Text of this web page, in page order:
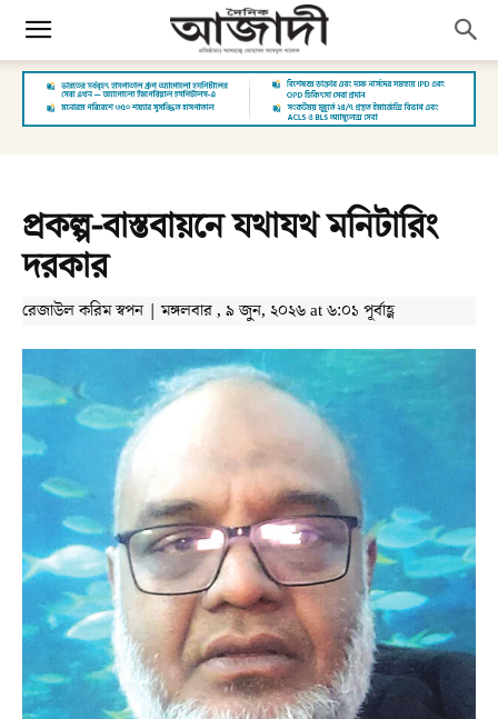
প্রকল্প-বাস্তবায়নে যথাযথ মনিটারিং
দরকার
রেজাউল করিম স্বপন | মঙ্গলবার , ৯ জুন, ২০২৬ at ৬:০১ পূর্বাহ্ণ